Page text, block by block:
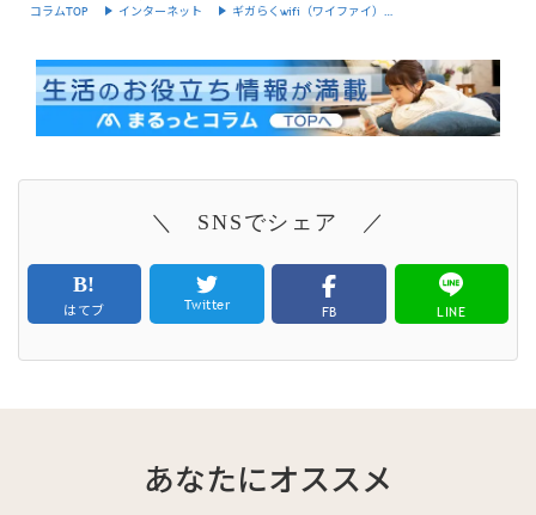
コラムTOP インターネット ギガらくwifi（ワイファイ）…
＼ SNSでシェア ／
はてブ Twitter FB LINE
あなたにオススメ